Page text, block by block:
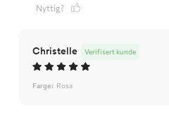
Nyttig?
Christelle Verifisert kunde
Farge: Rosa